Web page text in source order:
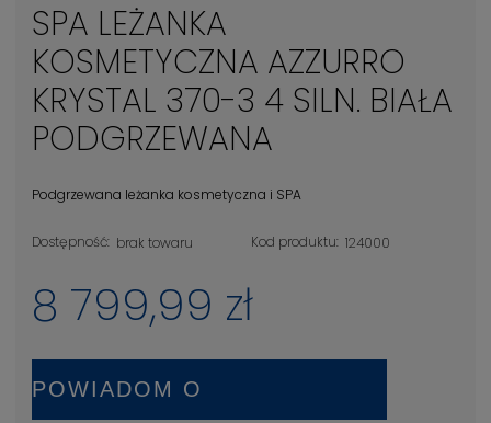
SPA LEŻANKA
KOSMETYCZNA AZZURRO
KRYSTAL 370-3 4 SILN. BIAŁA
PODGRZEWANA
Podgrzewana leżanka kosmetyczna i SPA
Dostępność: brak towaru Kod produktu: 124000
8 799,99 zł
POWIADOM O